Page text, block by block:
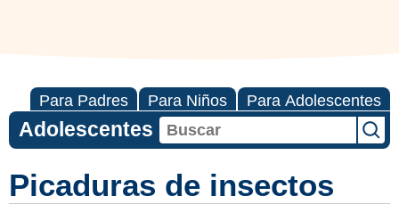
Para Padres Para Niños Para Adolescentes
Adolescentes
Picaduras de insectos